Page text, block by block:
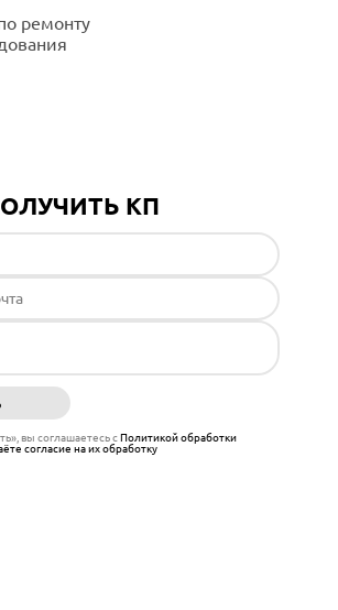
ремонту
КП
вы соглашаетесь сПолитикой обработки
согласие на их обработку